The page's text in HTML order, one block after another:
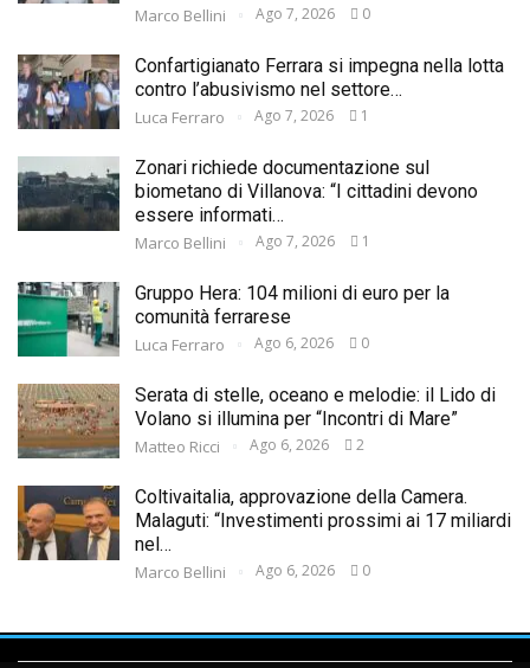
Marco Bellini Ago 7, 2026 0
Confartigianato Ferrara si impegna nella lotta
contro l’abusivismo nel settore…
Luca Ferraro Ago 7, 2026 1
Zonari richiede documentazione sul
biometano di Villanova: “I cittadini devono
essere informati…
Marco Bellini Ago 7, 2026 1
Gruppo Hera: 104 milioni di euro per la
comunità ferrarese
Luca Ferraro Ago 6, 2026 0
Serata di stelle, oceano e melodie: il Lido di
Volano si illumina per “Incontri di Mare”
Matteo Ricci Ago 6, 2026 2
Coltivaitalia, approvazione della Camera.
Malaguti: “Investimenti prossimi ai 17 miliardi
nel…
Marco Bellini Ago 6, 2026 0